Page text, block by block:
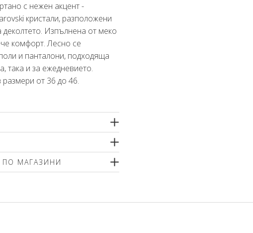
с нежен акцент -
кристали, разположени
деколтето. Изпълнена от меко
комфорт. Лесно се
и панталони, подходяща
така и за ежедневието.
размери от 36 до 46.
или химическо
меки перилни препарати
МАГАЗИНИ